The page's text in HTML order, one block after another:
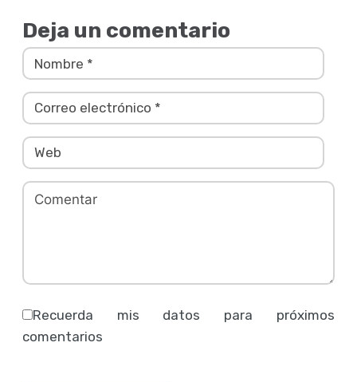
Deja un comentario
Recuerda mis datos para próximos
comentarios